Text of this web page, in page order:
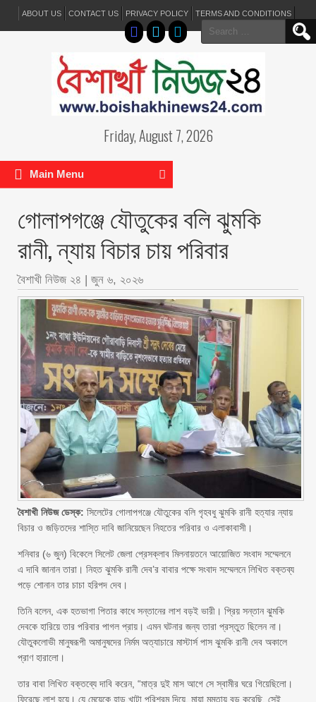
ABOUT US CONTACT US PRIVACY POLICY TERMS AND CONDITIONS
Search
for:
Friday, August 7, 2026
Main Menu
গোলাপগঞ্জে যৌতুকের বলি ঝুমকি
রানী, ন্যায় বিচার চায় পরিবার
বৈশাখী নিউজ ২৪ | জুন ৬, ২০২৬
বৈশাখী নিউজ ডেস্ক: সিলেটের গোলাপগঞ্জে যৌতুকের বলি গৃহবধু ঝুমকি রানী হত্যার ন্যায়
বিচার ও জড়িতদের শাস্তি দাবি জানিয়েছেন নিহতের পরিবার ও এলাকাবাসী।
শনিবার (৬ জুন) বিকেলে সিলেট জেলা প্রেসক্লাব মিলনায়তনে আয়োজিত সংবাদ সম্মেলনে
এ দাবি জানান তারা। নিহত ঝুমকি রানী দেব’র বাবার পক্ষে সংবাদ সম্মেলনে লিখিত বক্তব্য
পড়ে শোনান তার চাচা হরিপদ দেব।
তিনি বলেন, এক হতভাগা পিতার কাধে সন্তানের লাশ বড়ই ভারী। প্রিয় সন্তান ঝুমকি
দেবকে হারিয়ে তার পরিবার পাগল প্রায়। এমন ঘটনার জন্য তারা প্রস্তুত ছিলেন না।
যৌতুকলোভী মানুষরূপী অমানুষদের নির্মম অত্যাচারে মাস্টার্স পাস ঝুমকি রানী দেব অকালে
প্রাণ হারালো।
তার বাবা লিখিত বক্তব্যে দাবি করেন, “মাত্র দুই মাস আগে সে স্বামীর ঘরে গিয়েছিলো।
ফিরেছে লাশ হয়ে। যে মেয়েকে হাড় খাটা পরিশ্রম দিয়ে, মায়া মমতায় বড় করেছি, সেই